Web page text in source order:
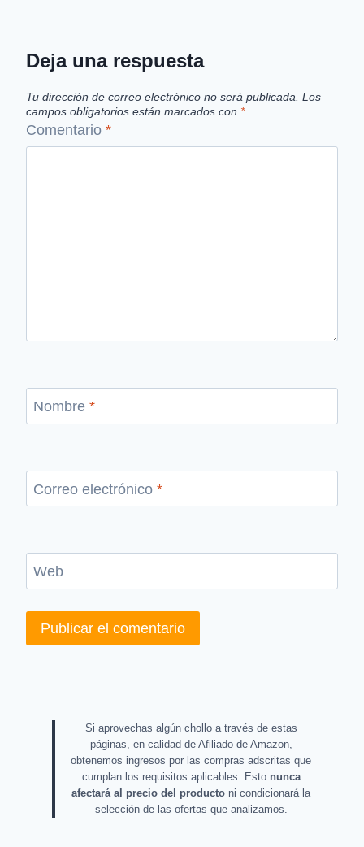
Deja una respuesta
Tu dirección de correo electrónico no será publicada. Los
campos obligatorios están marcados con *
Comentario *
Nombre *
Correo electrónico *
Web
Si aprovechas algún chollo a través de estas
páginas, en calidad de Afiliado de Amazon,
obtenemos ingresos por las compras adscritas que
cumplan los requisitos aplicables. Esto nunca
afectará al precio del producto ni condicionará la
selección de las ofertas que analizamos.